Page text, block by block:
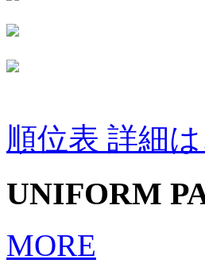
順位表 詳細
UNIFORM
MORE